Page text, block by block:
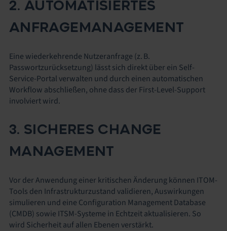
2. AUTOMATISIERTES
ANFRAGEMANAGEMENT
Eine wiederkehrende Nutzeranfrage (z. B.
Passwortzurücksetzung) lässt sich direkt über ein Self-
Service-Portal verwalten und durch einen automatischen
Workflow abschließen, ohne dass der First-Level-Support
involviert wird.
3. SICHERES CHANGE
MANAGEMENT
Vor der Anwendung einer kritischen Änderung können ITOM-
Tools den Infrastrukturzustand validieren, Auswirkungen
simulieren und eine Configuration Management Database
(CMDB) sowie ITSM-Systeme in Echtzeit aktualisieren. So
wird Sicherheit auf allen Ebenen verstärkt.